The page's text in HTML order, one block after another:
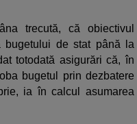
trecută, că obiectivul
bugetului de stat până la
totodată asigurări că, în
bugetul prin dezbatere
ia în calcul asumarea